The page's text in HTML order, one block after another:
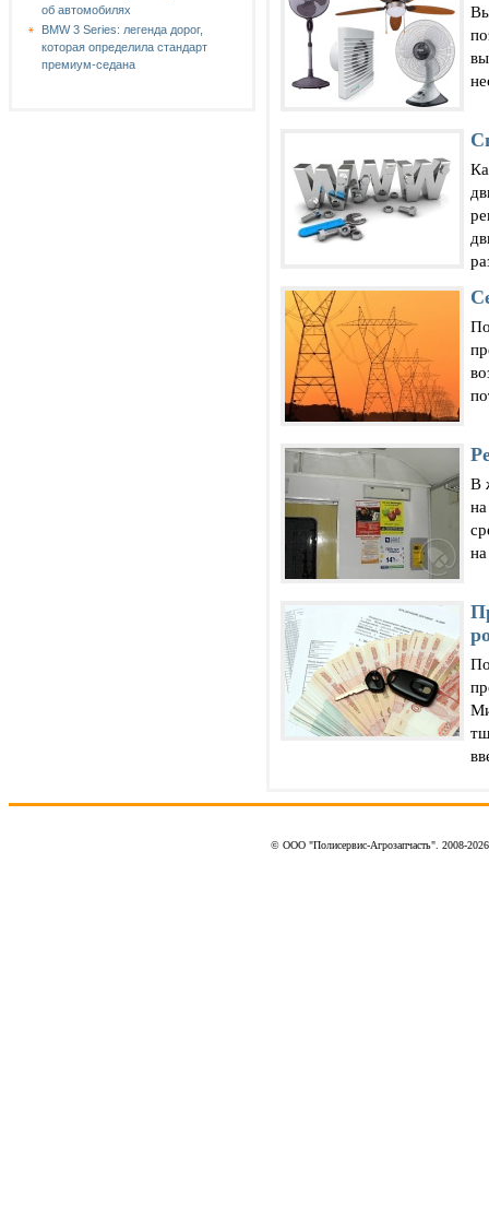
об автомобилях
BMW 3 Series: легенда дорог,
которая определила стандарт
премиум-седана
В
© ООО "Полисервис-Агрозапчасть". 2008-